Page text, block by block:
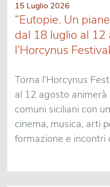
15 Luglio 2026
“Eutopie. Un
dal 18 luglio al 12
l’Horcynus Festival
Torna l’Horcynus
al 12 agosto
comuni siciliani con
cinema, musica, arti
formazione e incontri